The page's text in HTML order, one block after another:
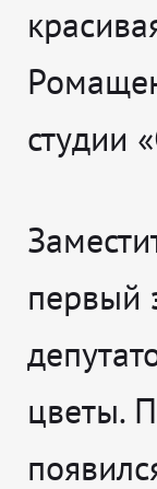
студии
первый
цветы.